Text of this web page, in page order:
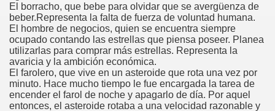
El borracho, que bebe para olvidar que se avergüenza de
beber.Representa la falta de fuerza de voluntad humana.
El hombre de negocios, quien se encuentra siempre
ocupado contando las estrellas que piensa poseer. Planea
utilizarlas para comprar más estrellas. Representa la
avaricia y la ambición económica.
El farolero, que vive en un asteroide que rota una vez por
minuto. Hace mucho tiempo le fue encargada la tarea de
encender el farol de noche y apagarlo de día. Por aquel
entonces, el asteroide rotaba a una velocidad razonable y